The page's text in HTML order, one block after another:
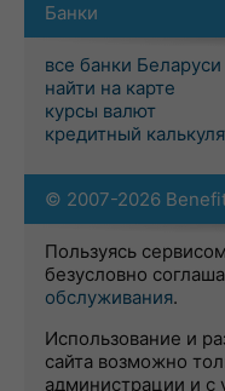
Банки
все банки Беларуси
найти на карте
курсы валют
кредитный
© 2007-2026
Пользуясь
безусловно
обслуживания.
Использование и
сайта возможно
администрации и с